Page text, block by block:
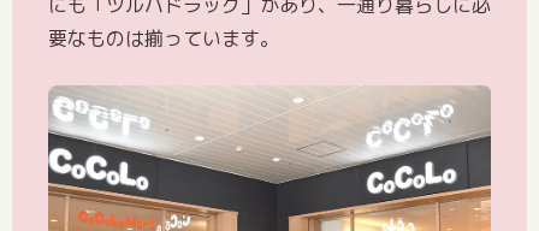
要なものは揃っています。